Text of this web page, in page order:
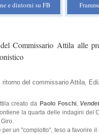
e dintorni su FB
Commissario Attila alle
creato da Paolo Foschi,
la quarta delle indagini del
un "complotto", teso a favorire